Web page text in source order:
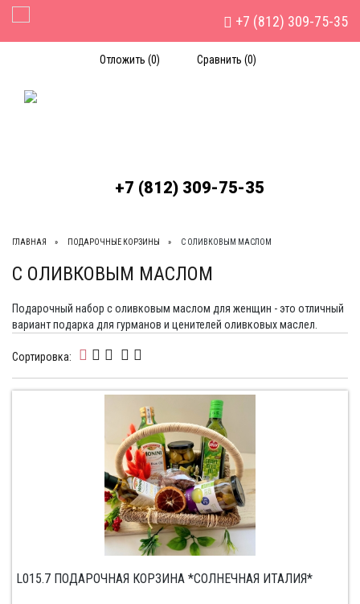
Отложить (0) Сравнить (0)
+7 (812) 309-75-35
+7 (812) 309-75-35
Toggle Navigation
ГЛАВНАЯ ПОДАРОЧНЫЕ КОРЗИНЫ С ОЛИВКОВЫМ МАСЛОМ
С ОЛИВКОВЫМ МАСЛОМ
Подарочный набор с оливковым маслом для женщин - это отличный
вариант подарка для гурманов и ценителей оливковых маслел.
Сортировка:
L015.7 ПОДАРОЧНАЯ КОРЗИНА *СОЛНЕЧНАЯ ИТАЛИЯ*